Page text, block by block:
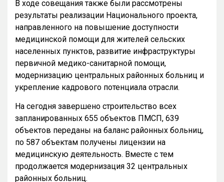
В ходе совещания также были рассмотрены
результаты реализации Национального проекта,
направленного на повышение доступности
медицинской помощи для жителей сельских
населенных пунктов, развитие инфраструктуры
первичной медико-санитарной помощи,
модернизацию центральных районных больниц и
укрепление кадрового потенциала отрасли.
На сегодня завершено строительство всех
запланированных 655 объектов ПМСП, 639
объектов переданы на баланс районных больниц,
по 587 объектам получены лицензии на
медицинскую деятельность. Вместе с тем
продолжается модернизация 32 центральных
районных больниц.